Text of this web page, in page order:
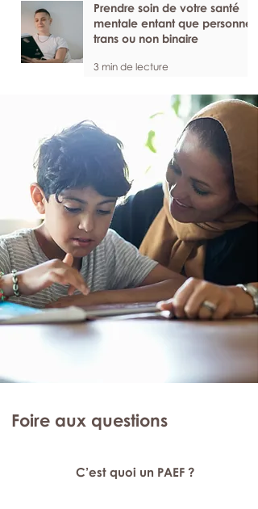
Prendre soin de votre santé
mentale entant que personne
trans ou non binaire
3 min de lecture
Foire aux questions
C’est quoi un PAEF ?